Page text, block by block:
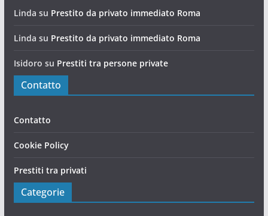
Linda su Prestito da privato immediato Roma
Linda su Prestito da privato immediato Roma
Isidoro su Prestiti tra persone private
Contatto
Contatto
Cookie Policy
Prestiti tra privati
Categorie